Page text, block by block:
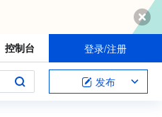
控制台 登录/注册
发布